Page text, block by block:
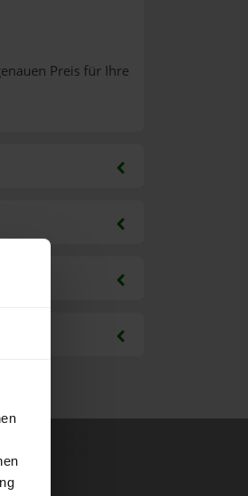
Preis für Ihre